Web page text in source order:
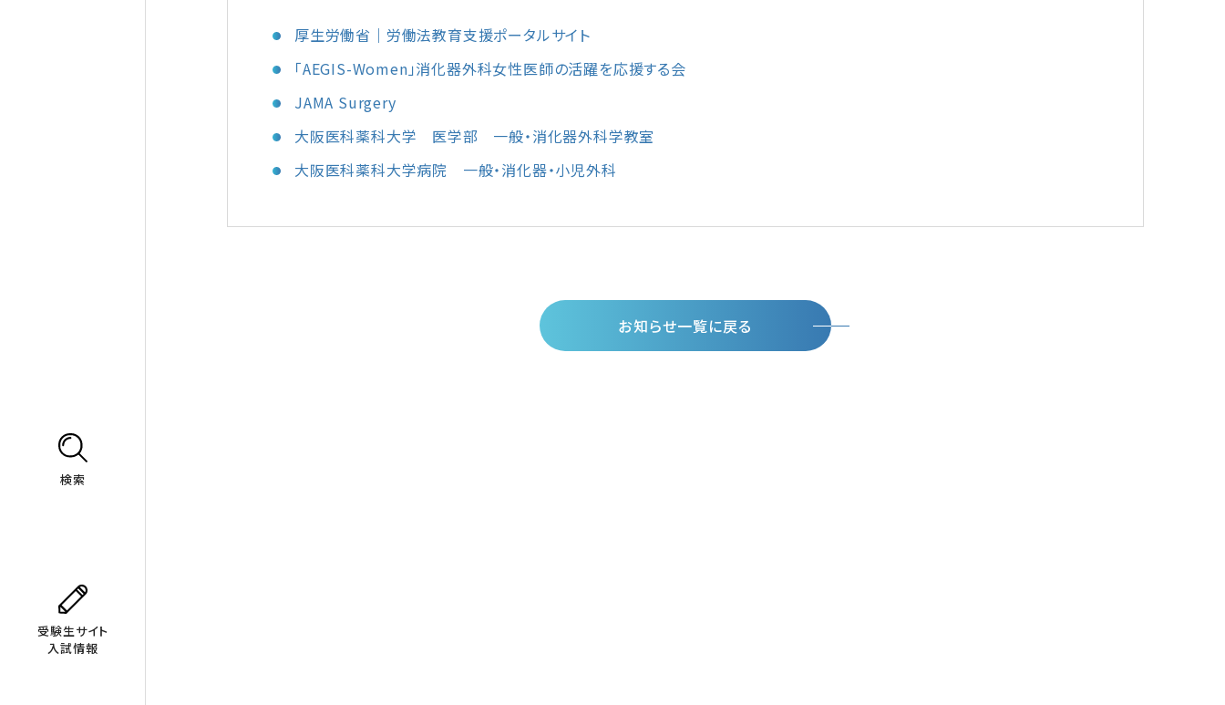
検索
受験生サイト
入試情報
厚生労働省｜労働法教育支援ポータルサイト
「AEGIS-Women」消化器外科女性医師の活躍を応援する会
JAMA Surgery
大阪医科薬科大学 医学部 一般・消化器外科学教室
大阪医科薬科大学病院 一般・消化器・小児外科
お知らせ一覧に戻る